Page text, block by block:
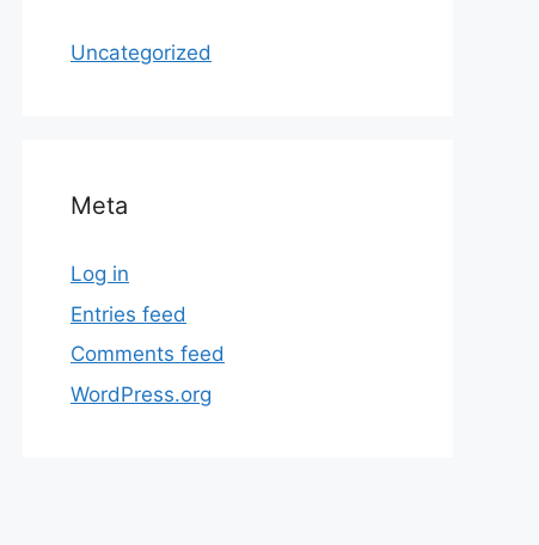
Uncategorized
Meta
Log in
Entries feed
Comments feed
WordPress.org